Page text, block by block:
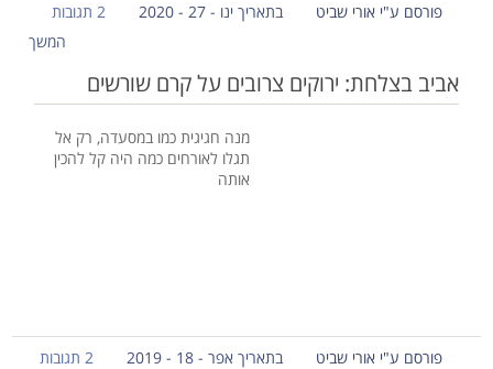
פורסם ע"י אורי שביט בתאריך ינו - 27 - 2020
2 תגובות
המשך
אביב בצלחת: ירוקים צרובים על קרם שורשים
מנה חגיגית כמו במסעדה, רק אל
תגלו לאורחים כמה היה קל להכין
אותה
פורסם ע"י אורי שביט בתאריך אפר - 18 - 2019
2 תגובות